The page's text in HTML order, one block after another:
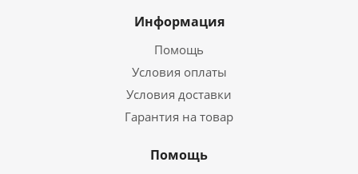
Информация
Помощь
Условия оплаты
Условия доставки
Гарантия на товар
Помощь